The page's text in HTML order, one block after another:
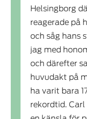
Helsingborg
reagerade på
och såg hans
jag med
och därefter
huvudakt på
ha varit bara
rekordtid. Carl